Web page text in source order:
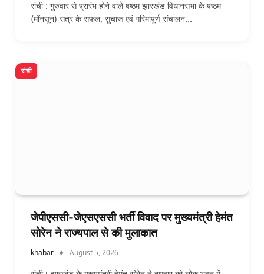
रांची : गुरुवार से प्रारंभ होने वाले षष्ठम झारखंड विधानसभा के षष्ठम
(मॉनसून) सत्र के सफल, सुचारू एवं गरिमापूर्ण संचालन…
रांची
जेपीएससी-जेएसएससी भर्ती विवाद पर मुख्यमंत्री हेमंत
सोरेन ने राज्यपाल से की मुलाकात
khabar August 5, 2026